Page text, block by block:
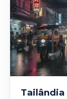
Tailândia